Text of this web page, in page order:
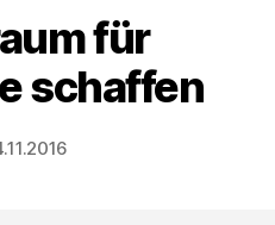
für
schaffen